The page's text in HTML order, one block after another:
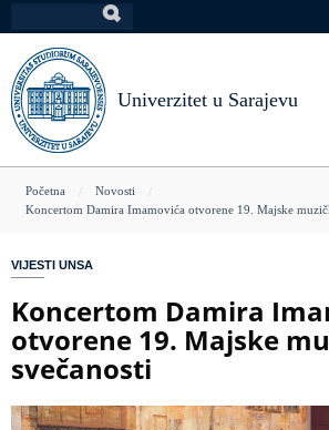
na
glavni
sadržaj
Univerzitet u Sarajevu
You
here
Početna
Novosti
Koncertom Damira Imamovića otvorene 19. Majske
VIJESTI UNSA
Koncertom Damira
otvorene 19. Majske
svečanosti